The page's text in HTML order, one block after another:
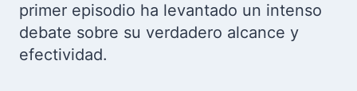
primer episodio ha levantado un intenso
debate sobre su verdadero alcance y
efectividad.